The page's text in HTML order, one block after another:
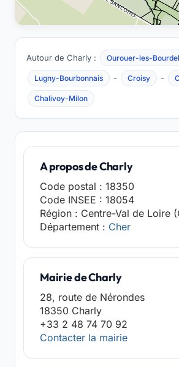
Autour de Charly : Ourouer-les-
Lugny-Bourbonnais - Croisy -
Chalivoy-Milon
A propos de Charly
Code postal : 18350
Code INSEE : 18054
Région : Centre-Val de Loire
Département : Cher
Mairie de Charly
28, route de Nérondes
18350 Charly
+33 2 48 74 70 92
Contacter la mairie